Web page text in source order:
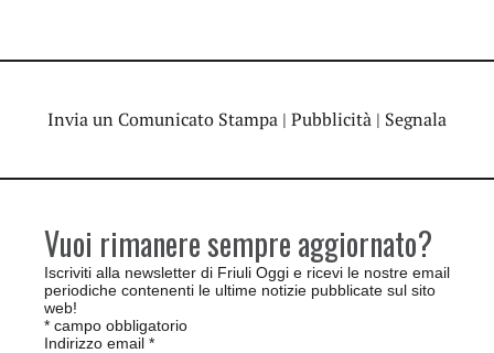
Invia un Comunicato Stampa | Pubblicità | Segnala
Vuoi rimanere sempre aggiornato?
Iscriviti alla newsletter di Friuli Oggi e ricevi le nostre email
periodiche contenenti le ultime notizie pubblicate sul sito
web!
* campo obbligatorio
Indirizzo email *